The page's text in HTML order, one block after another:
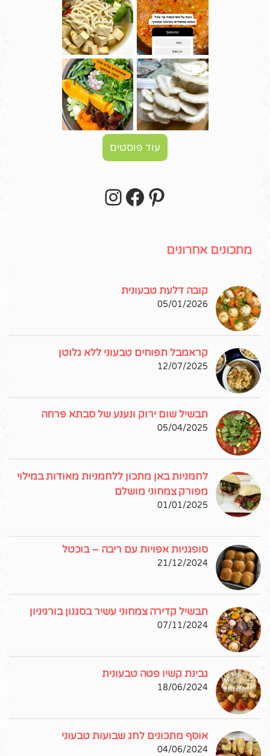
עוד פוסטים
Pinterest
Facebook
מתכונים אחרונים
קובה דלעת טבעונית
05/01/2026
קראמבל תפוחים טבעוני ללא גלוטן
12/07/2025
תבשיל שום ירוק ונענע של סבתא פרחה
05/04/2025
לחמניות באן מתכון ללחמניות מאודות במילוי
מפורק צמחוני מושלם
01/01/2025
סופגניות אפויות עם ריבה – בוכטל
21/12/2024
תבשיל קדירה צמחוני עשיר בסגנון בורגיניון
07/11/2024
גבינת קשיו פטה טבעונית
18/06/2024
אוסף מתכונים לחג שבועות טבעוני
04/06/2024